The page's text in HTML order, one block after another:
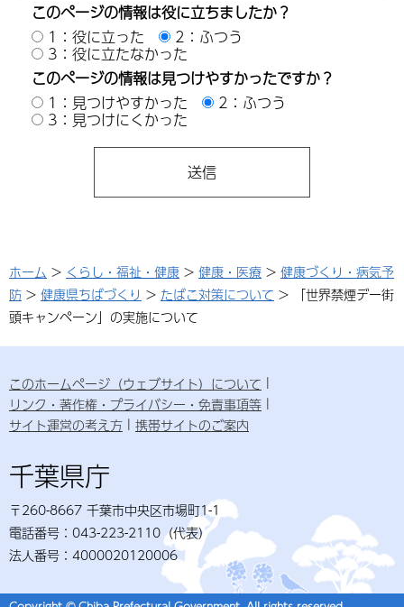
このページの情報は役に立ちましたか？
1：役に立った
2：ふつう
3：役に立たなかった
このページの情報は見つけやすかったですか？
1：見つけやすかった
2：ふつう
3：見つけにくかった
ホーム > くらし・福祉・健康 > 健康・医療 > 健康づくり・病気予
防 > 健康県ちばづくり > たばこ対策について > 「世界禁煙デー街
頭キャンペーン」の実施について
このホームページ（ウェブサイト）について
リンク・著作権・プライバシー・免責事項等
サイト運営の考え方
携帯サイトのご案内
千葉県庁
〒260-8667 千葉市中央区市場町1-1
電話番号：043-223-2110（代表）
法人番号：4000020120006